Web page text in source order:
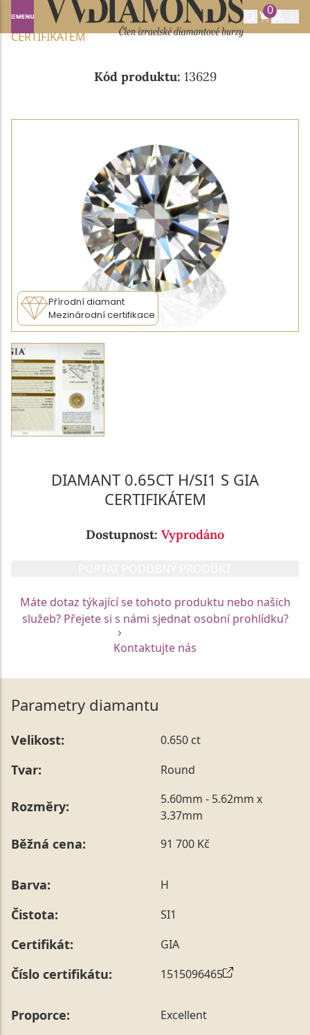
0
Domů NABÍDKA DIAMANTŮ
0.65CT H/SI1 S GIA
CERTIFIKÁTEM
Kód produktu: 13629
Přírodní diamant
Mezinárodní certifikace
DIAMANT 0.65CT H/SI1 S GIA
CERTIFIKÁTEM
Dostupnost: Vyprodáno
Máte dotaz týkající se tohoto produktu nebo našich
služeb? Přejete si s námi sjednat osobní prohlídku?
Kontaktujte nás
Parametry diamantu
Velikost: 0.650 ct
Tvar: Round
Rozměry:
5.60mm - 5.62mm x
3.37mm
Běžná cena: 91 700 Kč
Barva: H
Čistota: SI1
Certifikát: GIA
Číslo certifikátu: 1515096465
Proporce: Excellent